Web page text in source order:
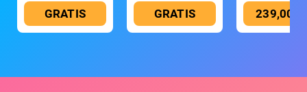
GRATIS GRATIS 239,00 €